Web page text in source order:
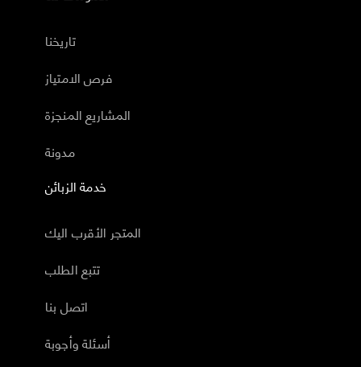
تاريخنا
فرص الامتياز
المشاريع المنجزة
مدونة
خدمة الزبائن
المتجر الأقرب اليك
تتبع الطلب
اتصل بنا
أسئلة وأجوبة